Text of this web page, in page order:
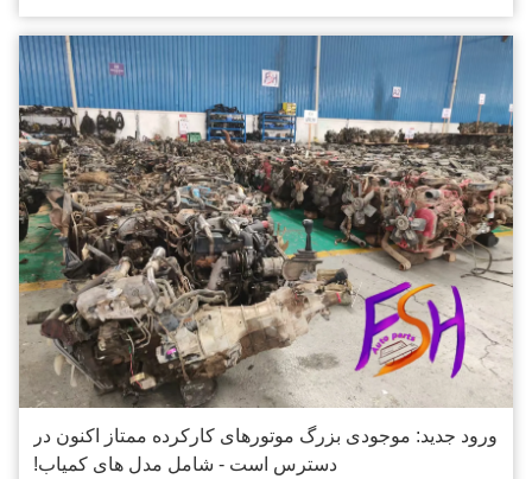
ورود جدید: موجودی بزرگ موتورهای کارکرده ممتاز اکنون در
دسترس است - شامل مدل های کمیاب!